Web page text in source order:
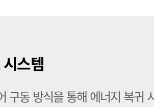
스템
구동 방식을 통해 에너지 복귀